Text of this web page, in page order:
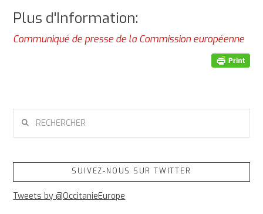
Plus d'Information:
Communiqué de presse de la Commission européenne
SUIVEZ-NOUS SUR TWITTER
Tweets by @OccitanieEurope